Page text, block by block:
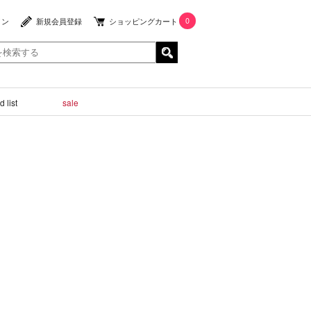
新規会員登録 ショッピングカート 0
list sale